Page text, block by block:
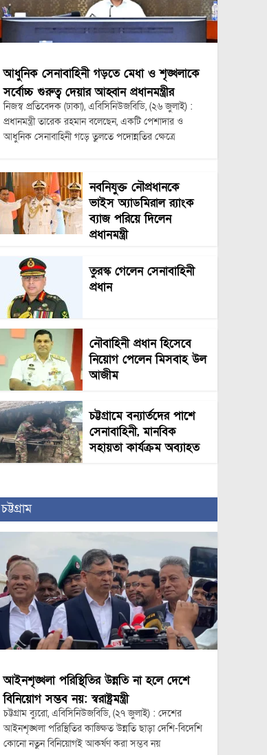
আধুনিক সেনাবাহিনী গড়তে মেধা ও শৃঙ্খলাকে
সর্বোচ্চ গুরুত্ব দেয়ার আহ্বান প্রধানমন্ত্রীর
নিজস্ব প্রতিবেদক (ঢাকা), এবিসিনিউজবিডি, (২৬ জুলাই) :
প্রধানমন্ত্রী তারেক রহমান বলেছেন, একটি পেশাদার ও
আধুনিক সেনাবাহিনী গড়ে তুলতে পদোন্নতির ক্ষেত্রে
নবনিযুক্ত নৌপ্রধানকে
ভাইস অ্যাডমিরাল র‍্যাংক
ব্যাজ পরিয়ে দিলেন
প্রধানমন্ত্রী
তুরস্ক গেলেন সেনাবাহিনী
প্রধান
নৌবাহিনী প্রধান হিসেবে
নিয়োগ পেলেন মিসবাহ উল
আজীম
চট্টগ্রামে বন্যার্তদের পাশে
সেনাবাহিনী, মানবিক
সহায়তা কার্যক্রম অব্যাহত
চট্টগ্রাম
আইনশৃঙ্খলা পরিস্থিতির উন্নতি না হলে দেশে
বিনিয়োগ সম্ভব নয়: স্বরাষ্ট্রমন্ত্রী
চট্টগ্রাম ব্যুরো, এবিসিনিউজবিডি, (২৭ জুলাই) : দেশের
আইনশৃঙ্খলা পরিস্থিতির কাঙ্ক্ষিত উন্নতি ছাড়া দেশি-বিদেশি
কোনো নতুন বিনিয়োগই আকর্ষণ করা সম্ভব নয়